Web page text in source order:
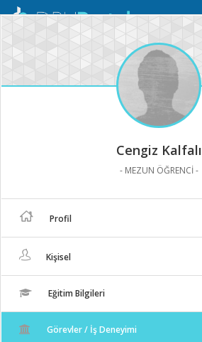
Cengiz Kalfalı
- MEZUN ÖĞRENCİ -
Profil
Kişisel
Eğitim Bilgileri
Görevler / İş Deneyimi